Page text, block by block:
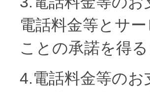
電話料金等とサ
ことの承諾を得
4.電話料金等の